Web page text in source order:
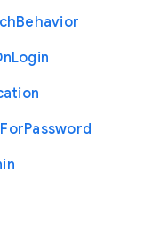
Behavior
Login
ForPassword